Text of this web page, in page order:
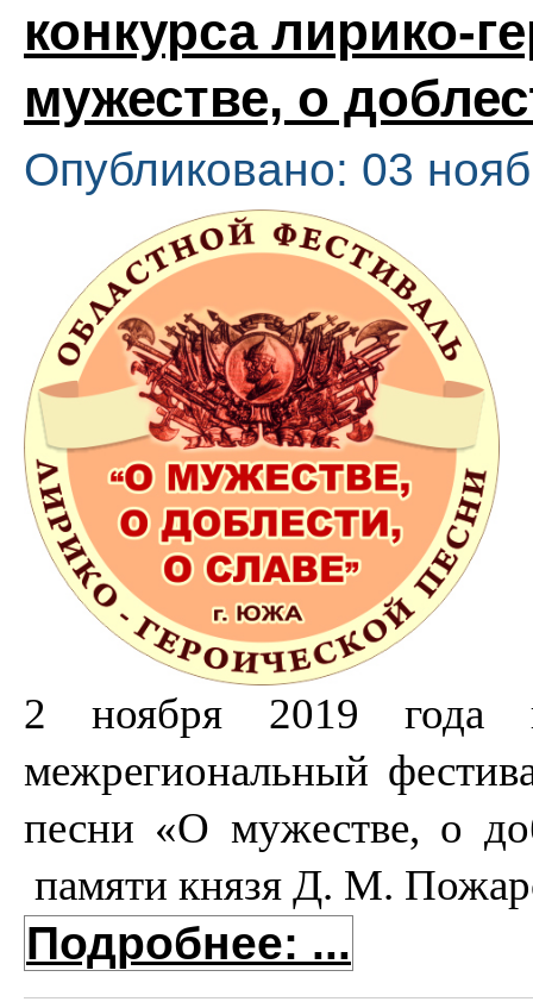
конкурса лирико-
мужестве, о
Опубликовано: 03
2 ноября 2019
межрегиональный
песни «О мужестве, о
памяти князя Д. М.
Подробнее: ...